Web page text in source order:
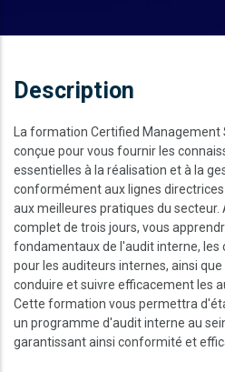
Description
La formation Certified
conçue pour vous fournir les
essentielles à la réalisation et à la
conformément aux lignes
aux meilleures pratiques du
complet de trois jours, vous
fondamentaux de l'audit interne, les
pour les auditeurs internes, ainsi
conduire et suivre efficacement les
Cette formation vous permettra
un programme d'audit interne au
garantissant ainsi conformité et